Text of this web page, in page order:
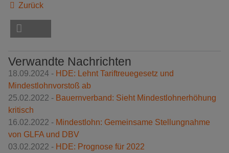
Zurück
Verwandte Nachrichten
18.09.2024 - HDE: Lehnt Tariftreuegesetz und
Mindestlohnvorstoß ab
25.02.2022 - Bauernverband: Sieht Mindestlohnerhöhung
kritisch
16.02.2022 - Mindestlohn: Gemeinsame Stellungnahme
von GLFA und DBV
03.02.2022 - HDE: Prognose für 2022